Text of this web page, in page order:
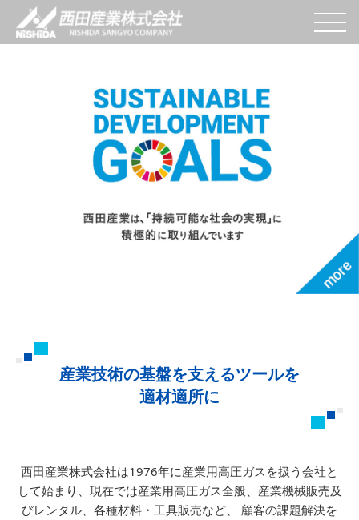
esend
alue
You
産業技術の基盤を支えるツールを
適材適所に
西田産業株式会社は1976年に産業用高圧ガスを扱う会社と
して始まり、 現在では産業用高圧ガス全般、産業機械販売及
びレンタル、各種材料・工具販売など、 顧客の課題解決を